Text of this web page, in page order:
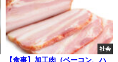
社会
【食事】加工肉（ベーコン、ハ